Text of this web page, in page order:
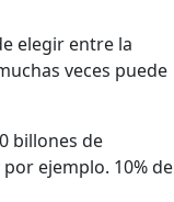
elegir entre la
veces puede
billones de
ejemplo. 10% de